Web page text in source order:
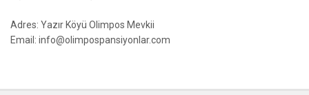
Adres: Yazır Köyü Olimpos Mevkii
Email: info@olimpospansiyonlar.com